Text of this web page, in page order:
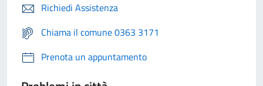
Richiedi Assistenza
Chiama il comune 0363 3171
Prenota un appuntamento